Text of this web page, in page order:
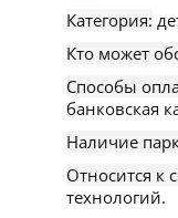
Категория:
Кто может
Способы
банковская
Наличие
Относится к
технологий.